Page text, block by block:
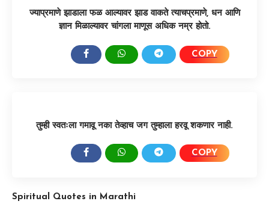
ज्याप्रमाणे झाडाला फळ आल्यावर झाड वाकते त्याचप्रमाणे, धन आणि
ज्ञान मिळाल्यावर चांगला माणूस अधिक नम्र होतो.
COPY
तुम्ही स्वतःला गमावू नका तेव्हाच जग तुम्हाला हरवू शकणार नाही.
COPY
Spiritual Quotes in Marathi